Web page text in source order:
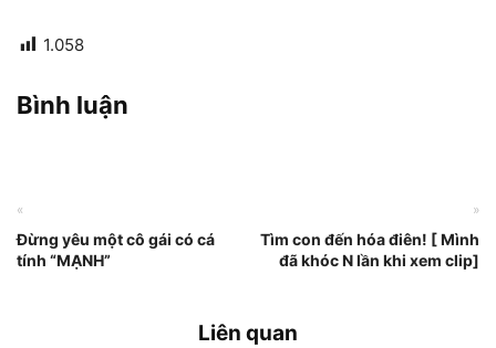
1.058
Bình luận
«
Đừng yêu một cô gái có cá
tính “MẠNH”
»
Tìm con đến hóa điên! [ Mình
đã khóc N lần khi xem clip]
Liên quan